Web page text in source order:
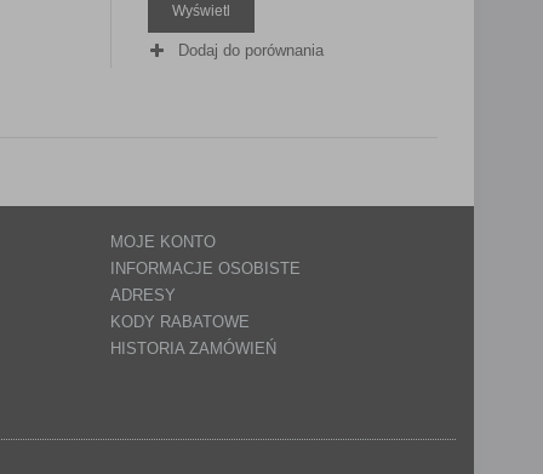
Wyświetl
Dodaj do porównania
MOJE KONTO
INFORMACJE OSOBISTE
ADRESY
KODY RABATOWE
HISTORIA ZAMÓWIEŃ